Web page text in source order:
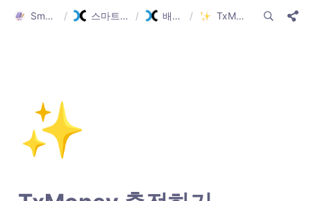
Smartship Guide / 스마트십 가이드(한글) / 배송신청 준비 / TxMoney 충전하기
✨